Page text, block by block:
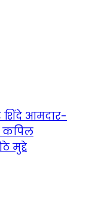
शिंदे आमदार-
कपिल
मुद्दे